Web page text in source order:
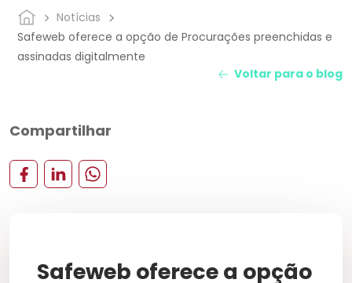
Notícias
Safeweb oferece a opção de Procurações preenchidas e
assinadas digitalmente
Voltar para o blog
Compartilhar
Safeweb oferece a opção